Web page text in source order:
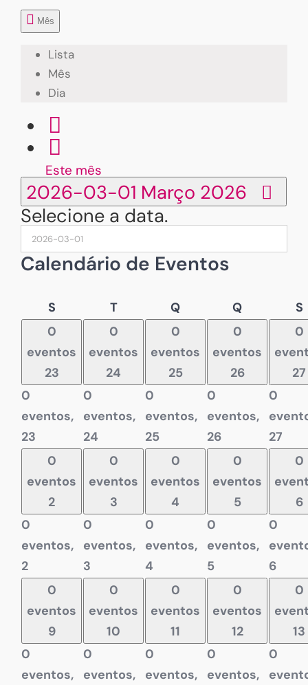
Mês
Lista
Mês
Dia
Este mês
2026-03-01 Março 2026
Selecione a data.
Calendário de Eventos
SSegunda-
feira
TTerça-
feira
QQuarta-
QQuinta-
S
0
eventos
23
0
eventos,
23
0
eventos
24
0
eventos,
24
0
eventos
25
0
eventos,
25
0
eventos
26
0
eventos,
26
0
27
0
27
0
eventos
2
0
eventos,
2
0
eventos
3
0
eventos,
3
0
eventos
4
0
eventos,
4
0
eventos
5
0
eventos,
5
0
6
0
6
0
eventos
9
0
eventos,
0
eventos
10
0
eventos,
0
eventos
11
0
eventos,
0
eventos
12
0
eventos,
0
13
0